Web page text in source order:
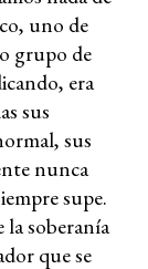
uno de
grupo de
era
sus
sus
nunca
supe.
la soberanía
que se